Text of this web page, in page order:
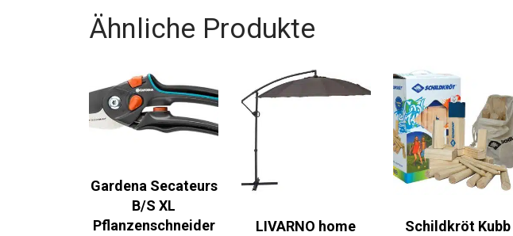
Ähnliche Produkte
Gardena Secateurs
B/S XL
Pflanzenschneider
LIVARNO home
Schildkröt Kubb